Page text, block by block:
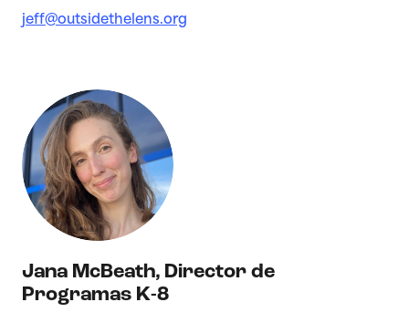
jeff@outsidethelens.org
Jana McBeath, Director de
Programas K-8